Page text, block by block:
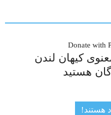
کیهان لندن
هستید
هستند!